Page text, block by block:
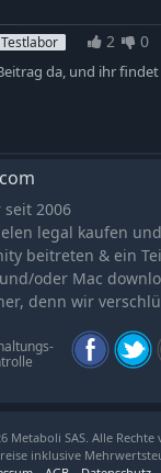
Testlabor 2 0
da, und ihr
2006
legal kaufen
beitreten & ein
oder Mac
denn wir
Metaboli SAS. Alle
inklusive